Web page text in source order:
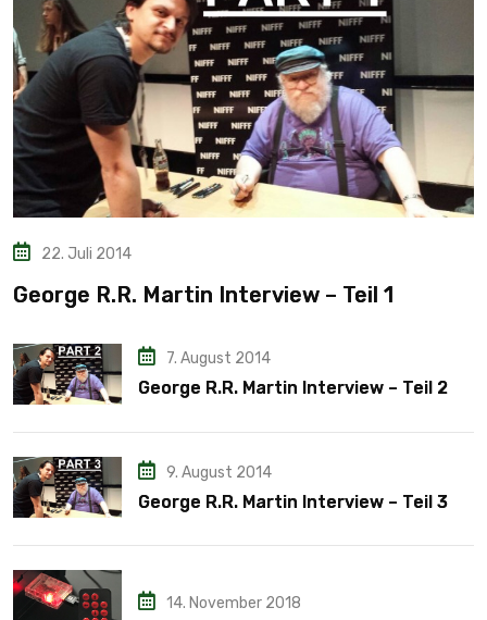
22. Juli 2014
George R.R. Martin Interview – Teil 1
7. August 2014
George R.R. Martin Interview – Teil 2
9. August 2014
George R.R. Martin Interview – Teil 3
14. November 2018